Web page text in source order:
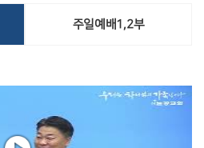
주일예배1,2부